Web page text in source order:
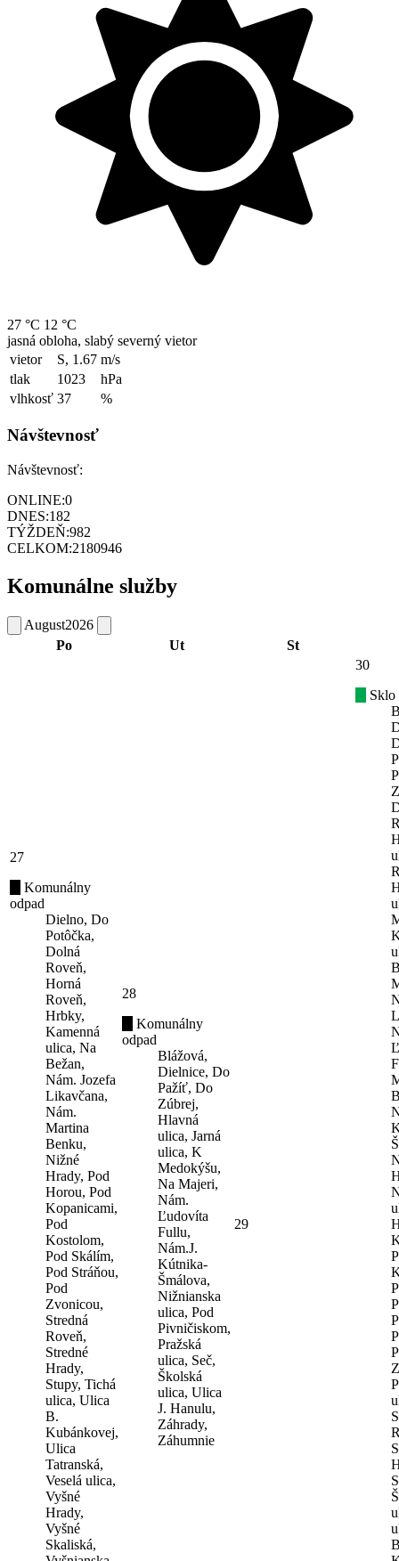
27 °C 12 °C
jasná obloha, slabý severný vietor
vietor
S, 1.67 m/s
tlak
1023
hPa
vlhkosť 37 %
Návštevnosť
Návštevnosť:
ONLINE:0
DNES:182
TÝŽDEŇ:982
CELKOM:2180946
Komunálne služby
August2026
Po
Ut St
27
Komunálny
odpad
Dielno, Do
Potôčka,
Dolná
Roveň,
Horná
Roveň,
Hrbky,
Kamenná
ulica, Na
Bežan,
Nám. Jozefa
Likavčana,
Nám.
Martina
Benku,
Nižné
Hrady, Pod
Horou, Pod
Kopanicami,
Pod
Kostolom,
Pod Skálím,
Pod Stráňou,
Pod
Zvonicou,
Stredná
Roveň,
Stredné
Hrady,
Stupy, Tichá
ulica, Ulica
B.
Kubánkovej,
Ulica
Tatranská,
Veselá ulica,
Vyšné
Hrady,
Vyšné
Skaliská,
28
Komunálny
odpad
Blážová,
Dielnice, Do
Pažíť, Do
Zúbrej,
Hlavná
ulica, Jarná
ulica, K
Medokýšu,
Na Majeri,
Nám.
Ľudovíta
Fullu,
Nám.J.
Kútnika-
Šmálova,
Nižnianska
ulica, Pod
Pivničiskom,
Pražská
ulica, Seč,
Školská
ulica, Ulica
J. Hanulu,
Záhrady,
Záhumnie
29
30
Sklo